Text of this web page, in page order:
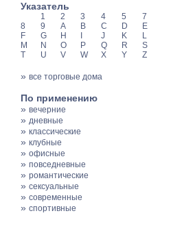
Указатель
1 2 3 4 5
7
8
9 A B C D
E
F
G H J K
L
M
N O P Q R
S
T
U V W X Y Z
» все торговые дома
По применению
» вечерние
» дневные
» классические
» клубные
» офисные
» повседневные
» романтические
» сексуальные
» современные
» спортивные